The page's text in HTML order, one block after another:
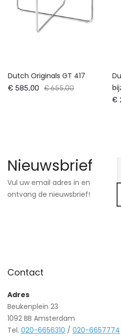
Dutch Originals GT 417
€ 585,00 € 655,00
€
Nieuwsbrief
Vul uw email adres in en
ontvang de nieuwsbrief!
Contact
Adres
Beukenplein 23
1092 BB Amsterdam
Tel. 020-6656310 / 020-6657774